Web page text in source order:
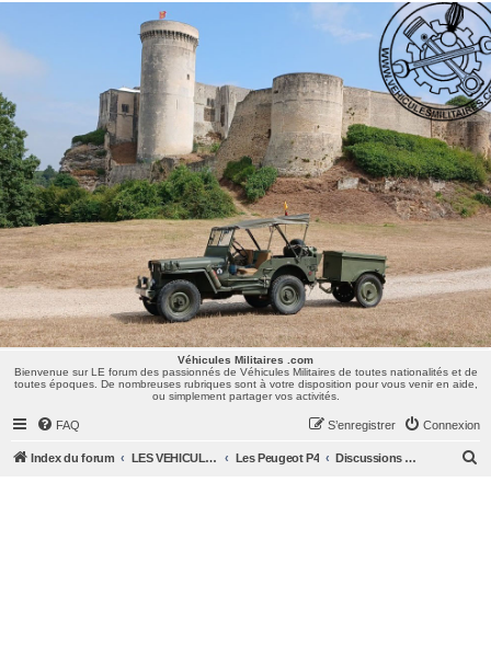
Véhicules Militaires .com
Bienvenue sur LE forum des passionnés de Véhicules Militaires de toutes nationalités et de
toutes époques. De nombreuses rubriques sont à votre disposition pour vous venir en aide,
ou simplement partager vos activités.
Véhicules Militaires .com
Bienvenue sur LE forum des passionnés de Véhicules Militaires de toutes nationalités et de
toutes époques. De nombreuses rubriques sont à votre disposition pour vous venir en aide,
ou simplement partager vos activités.
FAQ Connexion
S’enregistrer
Index du forum LES VEHICULES MILITAIRES Les Peugeot P4 Discussions Générales